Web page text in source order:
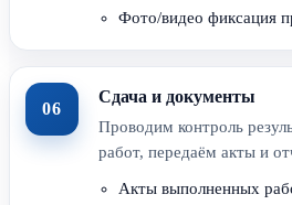
Фото/видео фиксация
06
Сдача и документы
Проводим контроль
работ, передаём акты и
Акты выполненных